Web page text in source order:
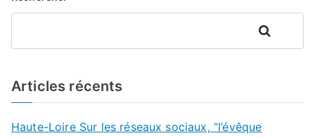
Rechercher
Articles récents
Haute-Loire Sur les réseaux sociaux, “l’évêque